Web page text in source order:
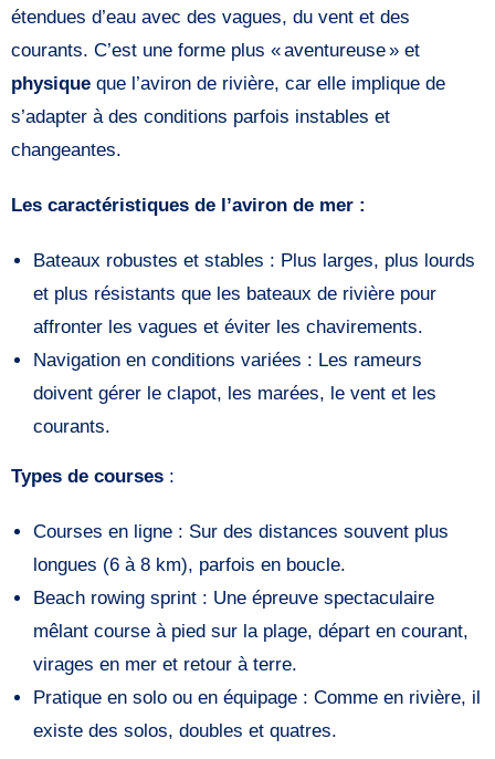
étendues d’eau avec des vagues, du vent et des
courants. C’est une forme plus « aventureuse » et
physique que l’aviron de rivière, car elle implique de
s’adapter à des conditions parfois instables et
changeantes.
Les caractéristiques de l’aviron de mer :
Bateaux robustes et stables : Plus larges, plus lourds
et plus résistants que les bateaux de rivière pour
affronter les vagues et éviter les chavirements.
Navigation en conditions variées : Les rameurs
doivent gérer le clapot, les marées, le vent et les
courants.
Types de courses :
Courses en ligne : Sur des distances souvent plus
longues (6 à 8 km), parfois en boucle.
Beach rowing sprint : Une épreuve spectaculaire
mêlant course à pied sur la plage, départ en courant,
virages en mer et retour à terre.
Pratique en solo ou en équipage : Comme en rivière, il
existe des solos, doubles et quatres.